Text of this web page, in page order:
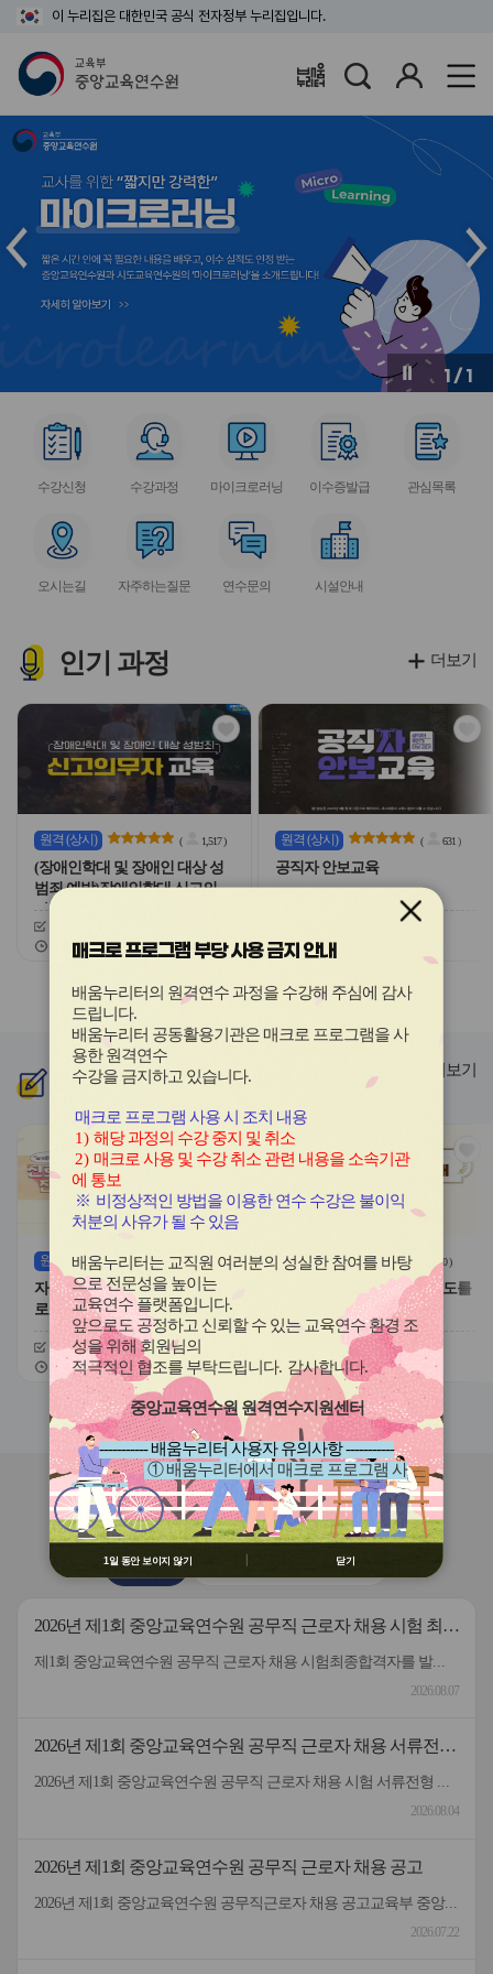
이 누리집은 대한민국 공식 전자정부 누리집입니다.
배움누리터
1 / 1
인
버
메
인
슬
라
드
다
음
버
서
스
이
콘
수강신청
서
스
이
콘
수강과정
서
스
이
콘
마이크로러닝
서
스
이
콘
이수증발급
서
스
관심목록
서
스
콘
오시는길
서
스
콘
자주하는질문
서
스
연수문의
서
스
시설안내
인기 과정
관
심
아
이
콘
원격 (상시) ( 1,517)
(장애인학대 및 장애인 대상 성
범죄 예방)장애인학대 신고의무
자 교육
교육기간
26.03.03 ~ 26.12.20
관
심
원격 (상시) ( 631)
공직자 안보교육
26.02.03 ~ 26.12.20
교육기간
슬
라
이
드
버
튼
이
전
슬
라
이
드
다
음
더보기
신규과정
관
심
이
콘
원격 (상시) ( 0)
자기주도적 진로개발 역량과 진
로학습 유형
신청기간
26.08.03 ~ 26.12.20
교육기간
26.08.03 ~ 26.12.20
관
심
아
원격(상시) 0)
대한민국 새내기 유권자 지도를
위한 학생 선거교육의 이해
26.07.20 ~ 26.12.20
교육기간
26.07.20 ~ 26.12.20
슬
라
이
드
버
튼
이
전
슬
이
드
버
튼
다
더보기
연수원소식
공지사항 2026 원격연수 모니터링단
2026년 제1회 중앙교육연수원 공무직 근로자 채용 시험 최종
제1회 중앙교육연수원 공무직 근로자 채용 시험최종합격자를 발표하고 등록 안내드립니다.응시해주신 모든 분께 감사드립니다.
2026.08.07
2026년 제1회 중앙교육연수원 공무직 근로자 채용 서류전형
2026년 제1회 중앙교육연수원 공무직 근로자 채용 시험 서류전형 합격자 및 면접일정을 안내드립니다.* 채용분야 - 공무직(미화원)* 서류전형 합격자 : 5명* 합격자 명단 및 면접일정 안내 : 붙임 참고 * 서류 전형 합격자분들은 면접 일정을 참고하여 차질 없이 임해주길 부탁드리며, 응시해주신 모든 분들께 행복한 일들 가득하시길 바랍니다.- 중앙교육연수원 -
2026.08.04
2026년 제1회 중앙교육연수원 공무직 근로자 채용 공고
2026년 제1회 중앙교육연수원 공무직근로자 채용 공고교육부 중앙교육연수원에서 근무할 공무직 근로자를 다음과 같이 공개 모집하오니 성실하고 역량있는 분들의 많은 응시 바랍니다. 2026년 7월 22일 중앙교육연수원장1. 선발직종: 환경미화직(미화원) / 공무직 근로자2. 선발인원: 1명3. 채용기간: 계약일~정년(만65세)까지​4. 담당업무: 청사 실내외 청소 및 환경정리 등5. 근무형태: 기본근무(월~금), 1일 8시간(07:00~16:00, 휴게시간 1시간 제외) 근무6. 근무장소: 중앙교육연수원(대구 동구 혁신도시 내 위치)7. 보수: 월 236만원 수준(세전), 명절휴가비 등 별도 지급8. 원서 접수기간: 7.22.(수) ~ 7.30.(목)9. 접수방법: 방문접수, 우편접수 (공고문 참조)10. 문의전화: 중앙교육연수원 연수지원협력과 채용담당자 ☏053-980-6514
2026.07.22
매크로 프로그램 부당 사용 금지 안내
배움누리터의 원격연수 과정을 수강해 주심에 감사
드립니다.
배움누리터 공동활용기관은 매크로 프로그램을 사
용한원격연수
수강을 금지하고 있습니다.
매크로 프로그램 사용 시 조치 내용
1) 해당 과정의 수강 중지 및 취소
2) 매크로 사용 및 수강 취소 관련 내용을 소속기관
에 통보
※ 비정상적인 방법을 이용한 연수 수강은 불이익
처분의 사유가 될 수 있음
배움누리터는 교직원 여러분의 성실한 참여를 바탕
으로 전문성을 높이는
교육연수 플랫폼입니다.
앞으로도 공정하고 신뢰할 수 있는 교육연수 환경 조
성을 위해 회원님의
적극적인 협조를 부탁드립니다. 감사합니다.
중앙교육연수원 원격연수지원센터
----------- 배움누리터 사용자 유의사항 -----------
① 배움누리터에서 매크로 프로그램 사
용 금지
② 배움누리터 수강용 매크로 프로그램
제작 배포 금지
③ 유무료 매크로 프로그램 사용을 블로
그 등에 홍보 금지
유가 될 수 있음
1일 동안 보이지 않기 닫기